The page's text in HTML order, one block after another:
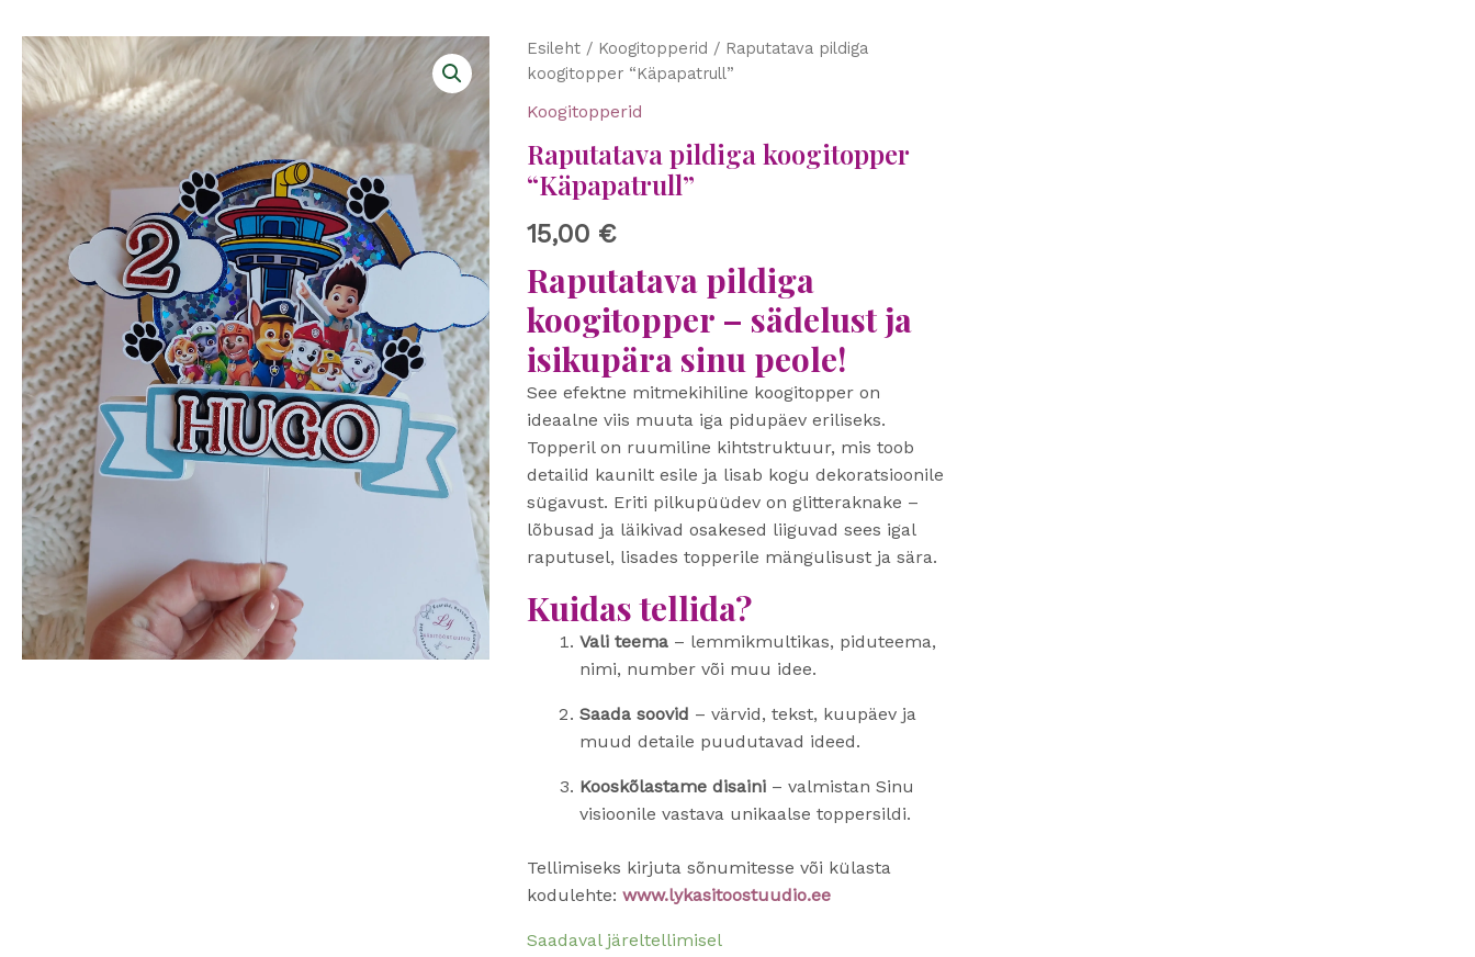
Esileht/ Koogitopperid / Raputatava pildiga
koogitopper “Käpapatrull”
Koogitopperid
Raputatava pildiga koogitopper
“Käpapatrull”
15,00 €
Raputatava pildiga
koogitopper – sädelust ja
isikupära sinu peole!
See efektne mitmekihiline koogitopper on
ideaalne viis muuta iga pidupäev eriliseks.
Topperil on ruumiline kihtstruktuur, mis toob
detailid kaunilt esile ja lisab kogu dekoratsioonile
sügavust. Eriti pilkupüüdev on glitteraknake –
lõbusad ja läikivad osakesed liiguvad sees igal
raputusel, lisades topperile mängulisust ja sära.
Kuidas tellida?
Vali teema– lemmikmultikas, piduteema,
nimi, number või muu idee.
Saada soovid – värvid, tekst, kuupäev ja
muud detaile puudutavad ideed.
Kooskõlastame disaini– valmistan Sinu
visioonile vastava unikaalse toppersildi.
Tellimiseks kirjuta sõnumitesse või külasta
kodulehte: www.lykasitoostuudio.ee
Saadaval järeltellimisel
Raputatava
pildiga
"Käpapatrull"